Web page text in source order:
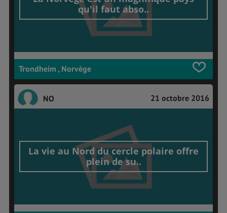
qu'il faut abso..
Trondheim , Norvège
NO 21 octobre 2016
La vie au Nord du cercle polaire offre
plein de su..